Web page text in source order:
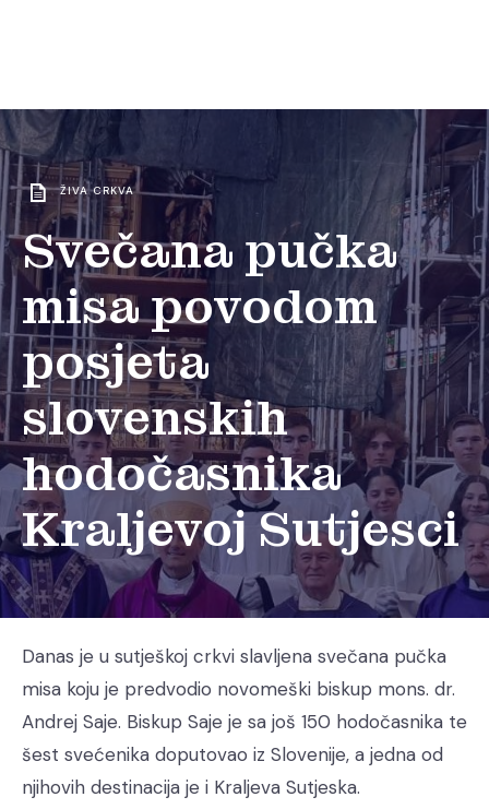
ŽIVA CRKVA
Svečana pučka
misa povodom
posjeta
slovenskih
hodočasnika
Kraljevoj Sutjesci
Danas je u sutješkoj crkvi slavljena svečana pučka
misa koju je predvodio novomeški biskup mons. dr.
Andrej Saje. Biskup Saje je sa još 150 hodočasnika te
šest svećenika doputovao iz Slovenije, a jedna od
njihovih destinacija je i Kraljeva Sutjeska.